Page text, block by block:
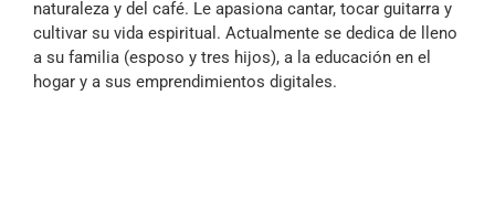
naturaleza y del café. Le apasiona cantar, tocar guitarra y
cultivar su vida espiritual. Actualmente se dedica de lleno
a su familia (esposo y tres hijos), a la educación en el
hogar y a sus emprendimientos digitales.